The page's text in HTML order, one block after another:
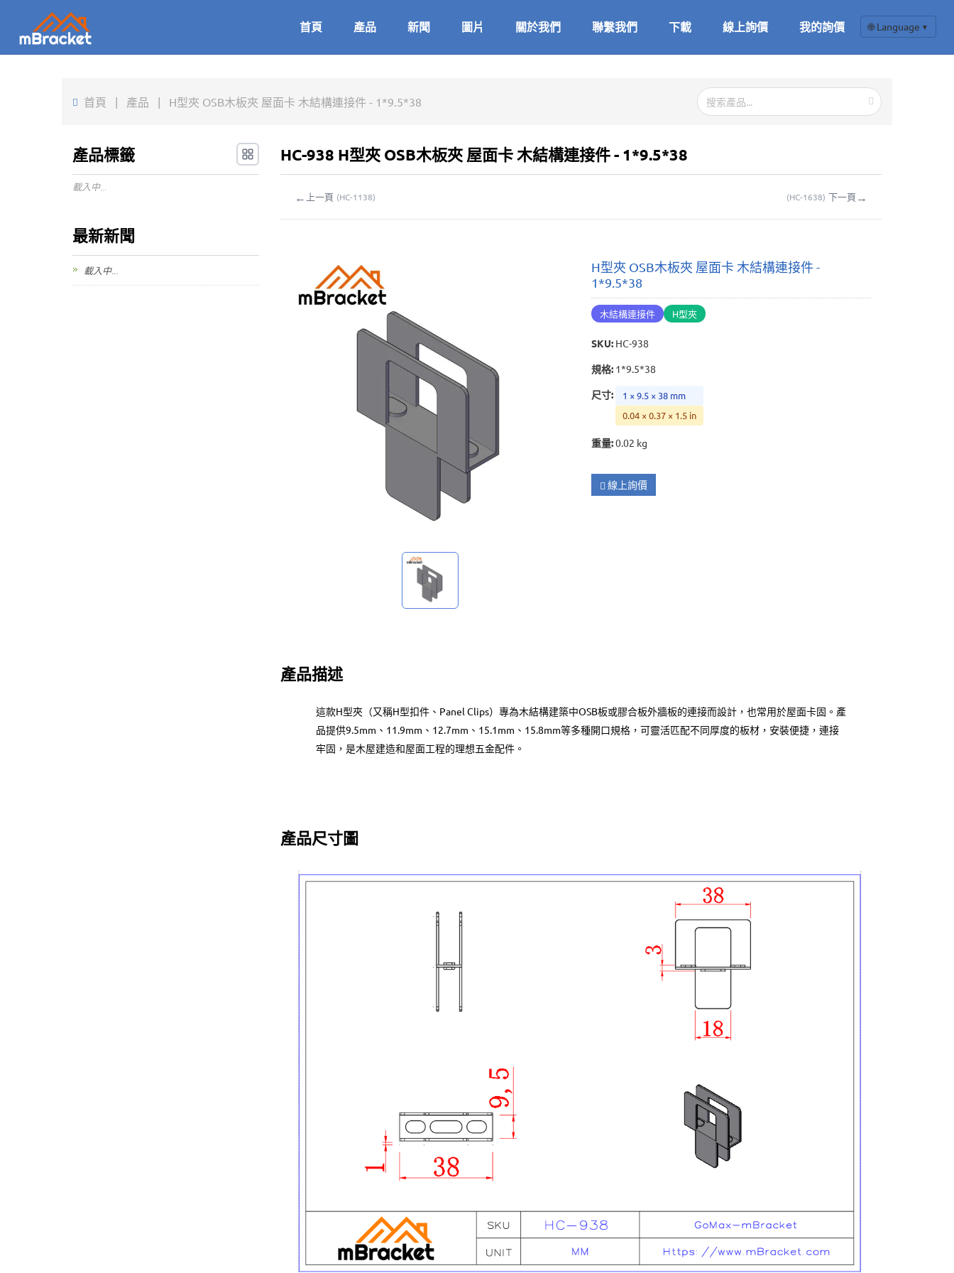
首頁 產品 新聞 圖片 關於我們 聯繫我們 下載 線上詢價 我的詢價 🌐 Language ▼
首頁 | 產品 | H型夾 OSB木板夾 屋面卡 木結構連接件 - 1*9.5*38
HC-938 H型夾 OSB木板夾 屋面卡 木結構連接件 - 1*9.5*38
← 上一頁 (HC-1138) (HC-1638) 下一頁 →
H型夾 OSB木板夾 屋面卡 木結構連接件 -
1*9.5*38
木結構連接件 H型夾
SKU: HC-938
規格: 1*9.5*38
尺寸:
1 × 9.5 × 38 mm
0.04 × 0.37 × 1.5 in
重量:0.02 kg
線上詢價
產品描述
這款H型夾（又稱H型扣件、Panel Clips）專為木結構建築中OSB板或膠合板外牆板的連接而設計，也常用於屋面卡固。產
品提供9.5mm、11.9mm、12.7mm、15.1mm、15.8mm等多種開口規格，可靈活匹配不同厚度的板材，安裝便捷，連接
牢固，是木屋建造和屋面工程的理想五金配件。
產品尺寸圖
產品標籤
載入中...
最新新聞
載入中...